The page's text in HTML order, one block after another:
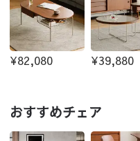
¥82,080 ¥39,880
おすすめチェア